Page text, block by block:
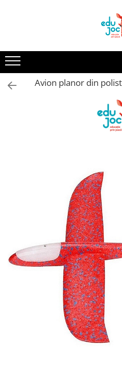
1-2 ani
3-4 ani
5-7 ani
Avion planor din